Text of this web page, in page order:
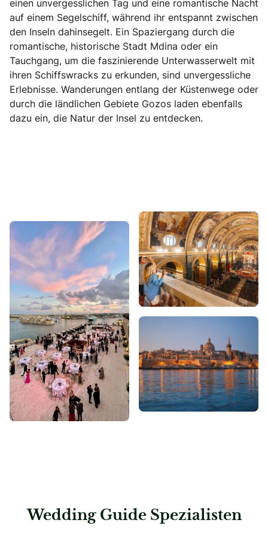
einen unvergesslichen Tag und eine romantische Nacht
auf einem Segelschiff, während ihr entspannt zwischen
den Inseln dahinsegelt. Ein Spaziergang durch die
romantische, historische Stadt Mdina oder ein
Tauchgang, um die faszinierende Unterwasserwelt mit
ihren Schiffswracks zu erkunden, sind unvergessliche
Erlebnisse. Wanderungen entlang der Küstenwege oder
durch die ländlichen Gebiete Gozos laden ebenfalls
dazu ein, die Natur der Insel zu entdecken.
Wedding Guide Spezialisten